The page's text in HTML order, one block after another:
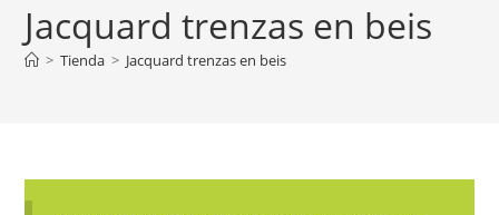
Jacquard trenzas en beis
> Tienda > Jacquard trenzas en beis